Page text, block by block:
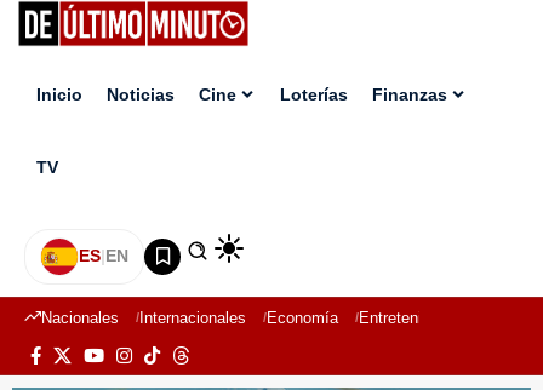
Inicio Noticias Cine Loterías Finanzas
TV
ES|EN
Nacionales Internacionales Economía Entretenimiento